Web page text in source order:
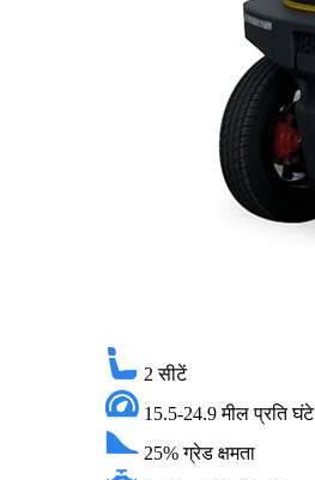
2 सीटें
15.5-24.9 मील प्रति घंटे
25% ग्रेड क्षमता